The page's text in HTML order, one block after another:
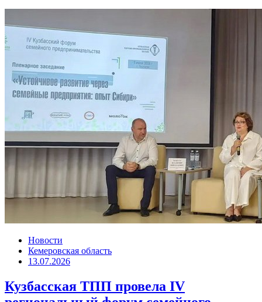
Новости
Кемеровская область
13.07.2026
Кузбасская ТПП провела IV